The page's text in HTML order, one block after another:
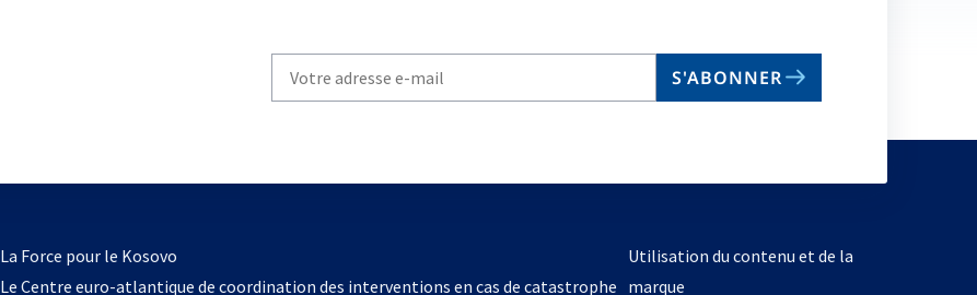
your
S'ABONNER
La Force pour le Kosovos’ouvre
dans
Le Centre euro-atlantique de coordination des interventions en cas de catastrophe
Utilisation du contenu et de la
marque